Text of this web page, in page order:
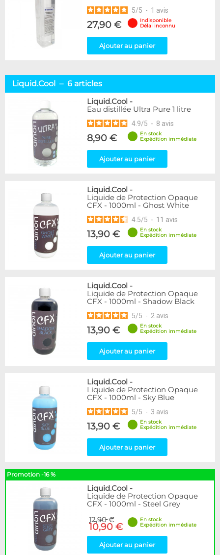
5/5 - 1 avis
27,90 €
Indisponible
Délai inconnu
Ajouter au panier
Liquid.Cool – 6 articles
Liquid.Cool -
Eau distillée Ultra Pure 1 litre
4.9/5 - 8 avis
8,90 €
En stock
Expédition immédiate
Ajouter au panier
Liquid.Cool -
Liquide de Protection Opaque
CFX - 1000ml - Ghost White
4.5/5 - 11 avis
13,90 €
En stock
Expédition immédiate
Ajouter au panier
Liquid.Cool -
Liquide de Protection Opaque
CFX - 1000ml - Shadow Black
5/5 - 2 avis
13,90 €
En stock
Expédition immédiate
Ajouter au panier
Liquid.Cool -
Liquide de Protection Opaque
CFX - 1000ml - Sky Blue
5/5 - 3 avis
13,90 €
En stock
Expédition immédiate
Ajouter au panier
Promotion -16 %
Liquid.Cool -
Liquide de Protection Opaque
CFX - 1000ml - Steel Grey
12,90 €
10,90 €
En stock
Expédition immédiate
Ajouter au panier